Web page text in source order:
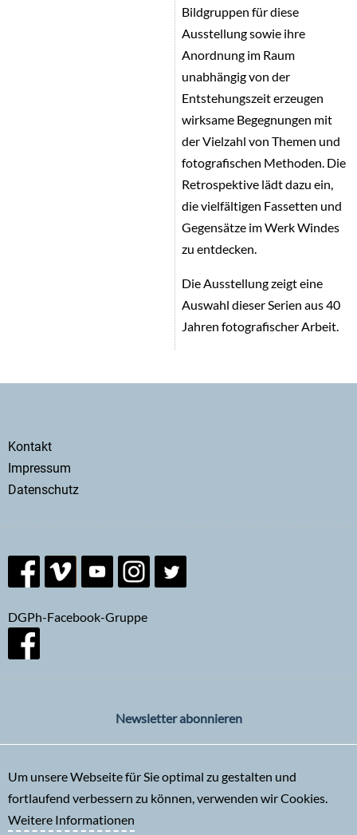
Bildgruppen für diese
Ausstellung sowie ihre
Anordnung im Raum
unabhängig von der
Entstehungszeit erzeugen
wirksame Begegnungen mit
der Vielzahl von Themen und
fotografischen Methoden. Die
Retrospektive lädt dazu ein,
die vielfältigen Fassetten und
Gegensätze im Werk Windes
zu entdecken.
Die Ausstellung zeigt eine
Auswahl dieser Serien aus 40
Jahren fotografischer Arbeit.
Secondary
menu
Kontakt
Impressum
Datenschutz
DGPh-Facebook-Gruppe
Newsletter abonnieren
Um unsere Webseite für Sie optimal zu gestalten und
fortlaufend verbessern zu können, verwenden wir Cookies.
Weitere Informationen